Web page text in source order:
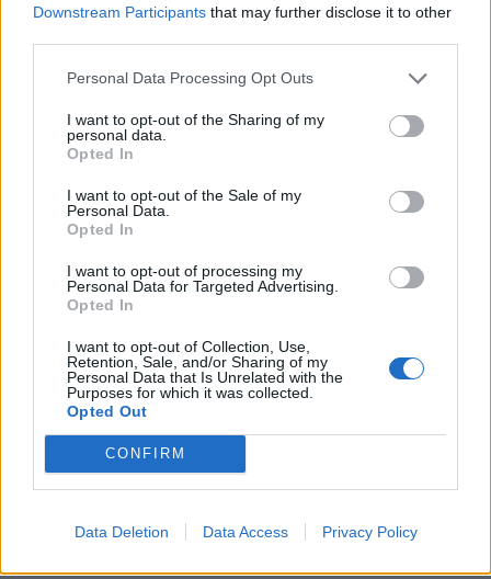
Downstream Participants that may further disclose it to other
Personal Data Processing Opt Outs
I want to opt-out of the Sharing of my
personal data.
Opted In
I want to opt-out of the Sale of my
Personal Data.
Opted In
I want to opt-out of processing my
Personal Data for Targeted Advertising.
Opted In
I want to opt-out of Collection, Use,
Retention, Sale, and/or Sharing of my
Personal Data that Is Unrelated with the
Purposes for which it was collected.
Opted Out
CONFIRM
Data Deletion Data Access Privacy Policy
ο τζίρος στο α' εξάμηνο, στα 4,3
τα EBITDA
δισ. ευρώ ως το 2028 για την
Η συμφωνία Arval-Athlon αναδιαμορφώνει την αγορά leasing
VW: Η δύσκολη εξίσωση της
αναδιάρθρωσης
18η συνεχόμενη χρονιά για τον
Alpha Bank: Για πρώτη φορά το Αρχαίο Θέατρο Επιδαύρου άνοιξε τις
πύλες του σε όλους
βιωσιμότητα σε καθημερινή πράξη